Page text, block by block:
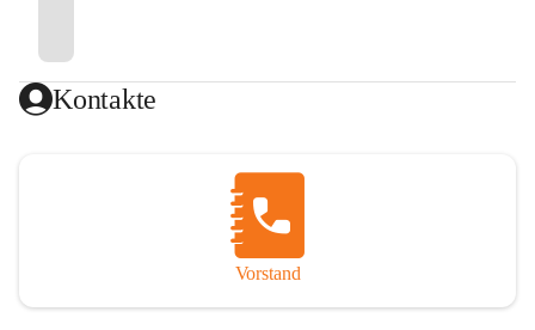
Kontakte
Vorstand